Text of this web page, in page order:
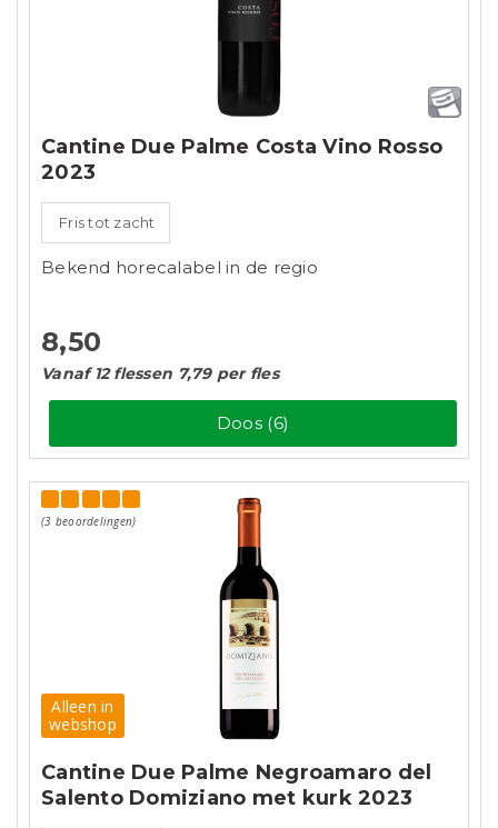
Cantine Due Palme Costa Vino Rosso
2023
Fris tot zacht
Bekend horecalabel in de regio
8,50
Vanaf 12 flessen 7,79 per fles
Doos (6)
(3 beoordelingen)
Alleen in
webshop
Cantine Due Palme Negroamaro del
Salento Domiziano met kurk 2023